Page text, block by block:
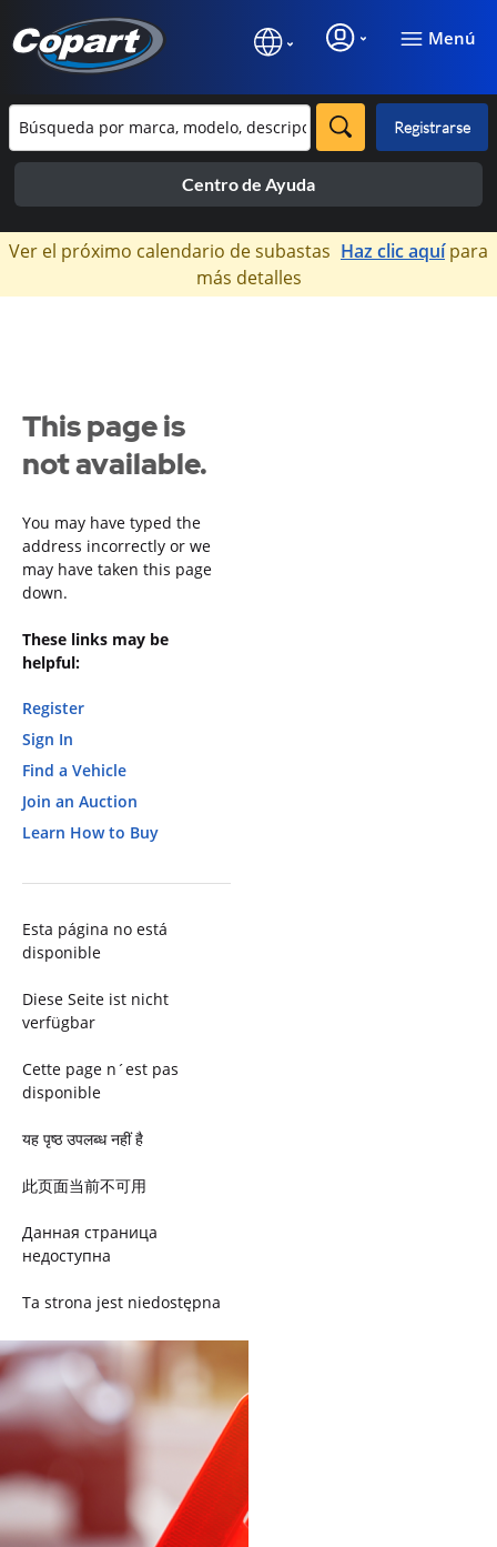
Menú
Registrarse
Centro de Ayuda
×
Ver el próximo calendario de subastas Haz clic aquípara
más detalles
This page is
not available.
You may have typed the
address incorrectly or we
may have taken this page
down.
These links may be
helpful:
Register
Sign In
Find a Vehicle
Join an Auction
Learn How to Buy
Esta página no está
disponible
Diese Seite ist nicht
verfügbar
Cette page n´est pas
disponible
यह पृष्ठ उपलब्ध नहीं है
此页面当前不可用
Данная страница
недоступна
Ta strona jest niedostępna
Trang này không có
Esta página não está
disponível
このページは現在利用できま
せん
Pagina non disponibile